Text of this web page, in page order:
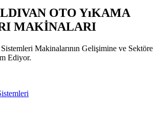
OTO YıKAMA
MAKİNALARI
Makinalarının Gelişimine ve Sektöre
Ediyor.